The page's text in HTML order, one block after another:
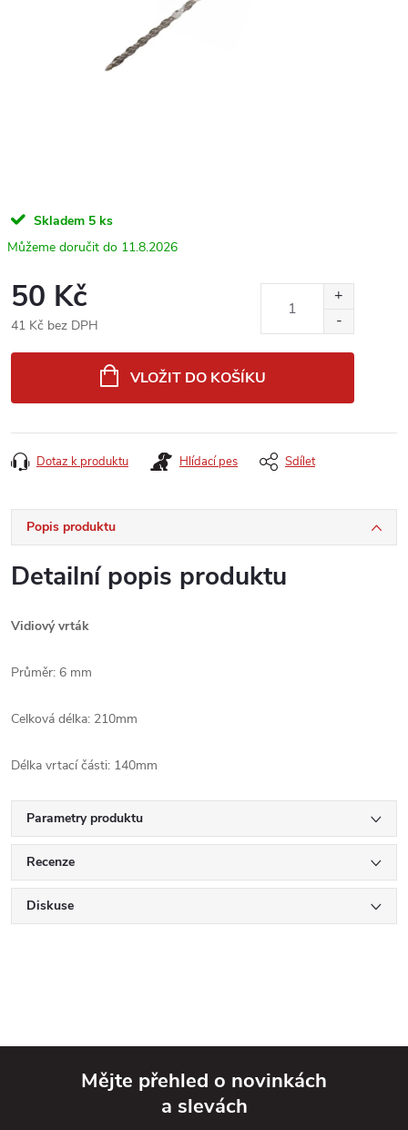
Skladem 5 ks
11.8.2026
50 Kč
41 Kč bez DPH
VLOŽIT DO KOŠÍKU
Dotaz k produktu Hlídací pes Sdílet
Popis produktu
Detailní popis produktu
Vidiový vrták
Průměr: 6 mm
Celková délka: 210mm
Délka vrtací části: 140mm
Parametry produktu
Recenze
Diskuse
Mějte přehled o novinkách
a slevách